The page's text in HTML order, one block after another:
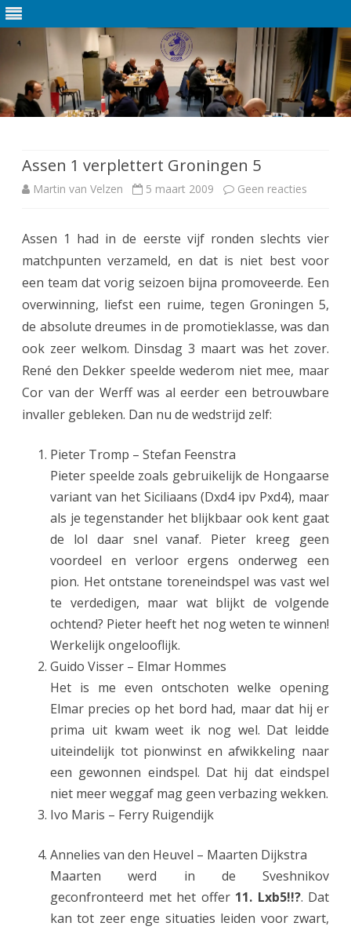
de
inhoud
Assen 1 verplettert Groningen 5
Martin van Velzen 5 maart 2009 Geen reacties
A
s
e
n
p
l
e
t
e
t
G
r
n
g
e
Assen 1 had in de eerste vijf ronden slechts vier
matchpunten verzameld, en dat is niet best voor
een team dat vorig seizoen bijna promoveerde. Een
overwinning, liefst een ruime, tegen Groningen 5,
de absolute dreumes in de promotieklasse, was dan
ook zeer welkom. Dinsdag 3 maart was het zover.
René den Dekker speelde wederom niet mee, maar
Cor van der Werff was al eerder een betrouwbare
invaller gebleken. Dan nu de wedstrijd zelf:
Pieter Tromp – Stefan Feenstra
Pieter speelde zoals gebruikelijk de Hongaarse
variant van het Siciliaans (Dxd4 ipv Pxd4), maar
als je tegenstander het blijkbaar ook kent gaat
de lol daar snel vanaf. Pieter kreeg geen
voordeel en verloor ergens onderweg een
pion. Het ontstane toreneindspel was vast wel
te verdedigen, maar wat blijkt de volgende
ochtend? Pieter heeft het nog weten te winnen!
Werkelijk ongelooflijk.
Guido Visser – Elmar Hommes
Het is me even ontschoten welke opening
Elmar precies op het bord had, maar dat hij er
prima uit kwam weet ik nog wel. Dat leidde
uiteindelijk tot pionwinst en afwikkeling naar
een gewonnen eindspel. Dat hij dat eindspel
niet meer weggaf mag geen verbazing wekken.
Ivo Maris – Ferry Ruigendijk
Annelies van den Heuvel – Maarten Dijkstra
Maarten werd in de Sveshnikov
geconfronteerd met het offer 11. Lxb5!!?. Dat
kan tot zeer enge situaties leiden voor zwart,